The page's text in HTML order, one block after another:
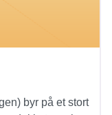
byr på et stort